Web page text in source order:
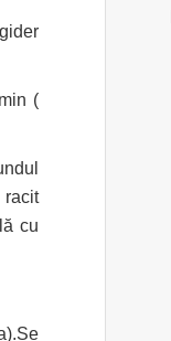
(
racit
cu